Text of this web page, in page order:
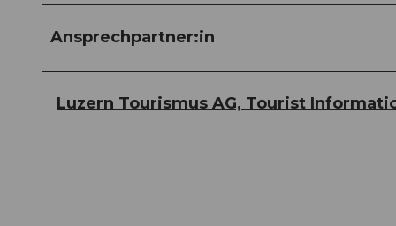
Ansprechpartner:in
Luzern Tourismus AG, Tourist